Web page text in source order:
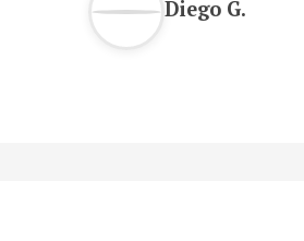
Diego G.